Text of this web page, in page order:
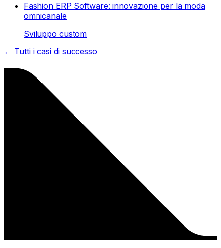
Fashion ERP Software: innovazione per la moda
omnicanale
Sviluppo custom
← Tutti i casi di successo